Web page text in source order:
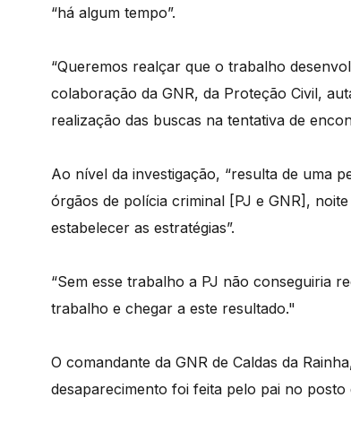
“há algum tempo”.
“Queremos realçar que o trabalho
colaboração da GNR, da Proteção Civil,
realização das buscas na tentativa de
Ao nível da investigação, “resulta de uma
órgãos de polícia criminal [PJ e GNR],
estabelecer as estratégias”.
“Sem esse trabalho a PJ não conseguiria
trabalho e chegar a este resultado."
O comandante da GNR de Caldas da
desaparecimento foi feita pelo pai no